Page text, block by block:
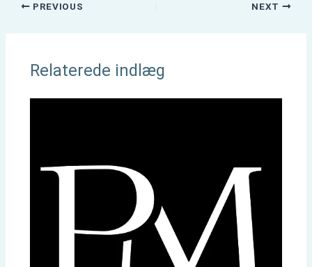
PREVIOUS NEXT
Relaterede indlæg